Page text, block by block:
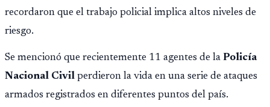
recordaron que el trabajo policial implica altos niveles de
riesgo.
Se mencionó que recientemente 11 agentes de la Policía
Nacional Civil perdieron la vida en una serie de ataques
armados registrados en diferentes puntos del país.